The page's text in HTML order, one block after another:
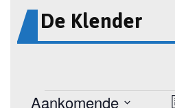
De Klender